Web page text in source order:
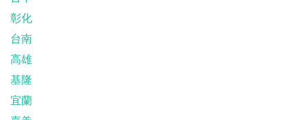
彰化
台南
高雄
基隆
宜蘭